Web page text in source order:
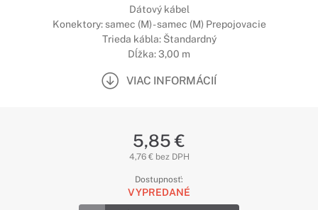
Dátový kábel
Konektory: samec (M) - samec (M) Prepojovacie
Trieda kábla: Štandardný
Dĺžka: 3,00 m
VIAC INFORMÁCIÍ
5,85 €
4,76 € bez DPH
Dostupnosť:
VYPREDANÉ